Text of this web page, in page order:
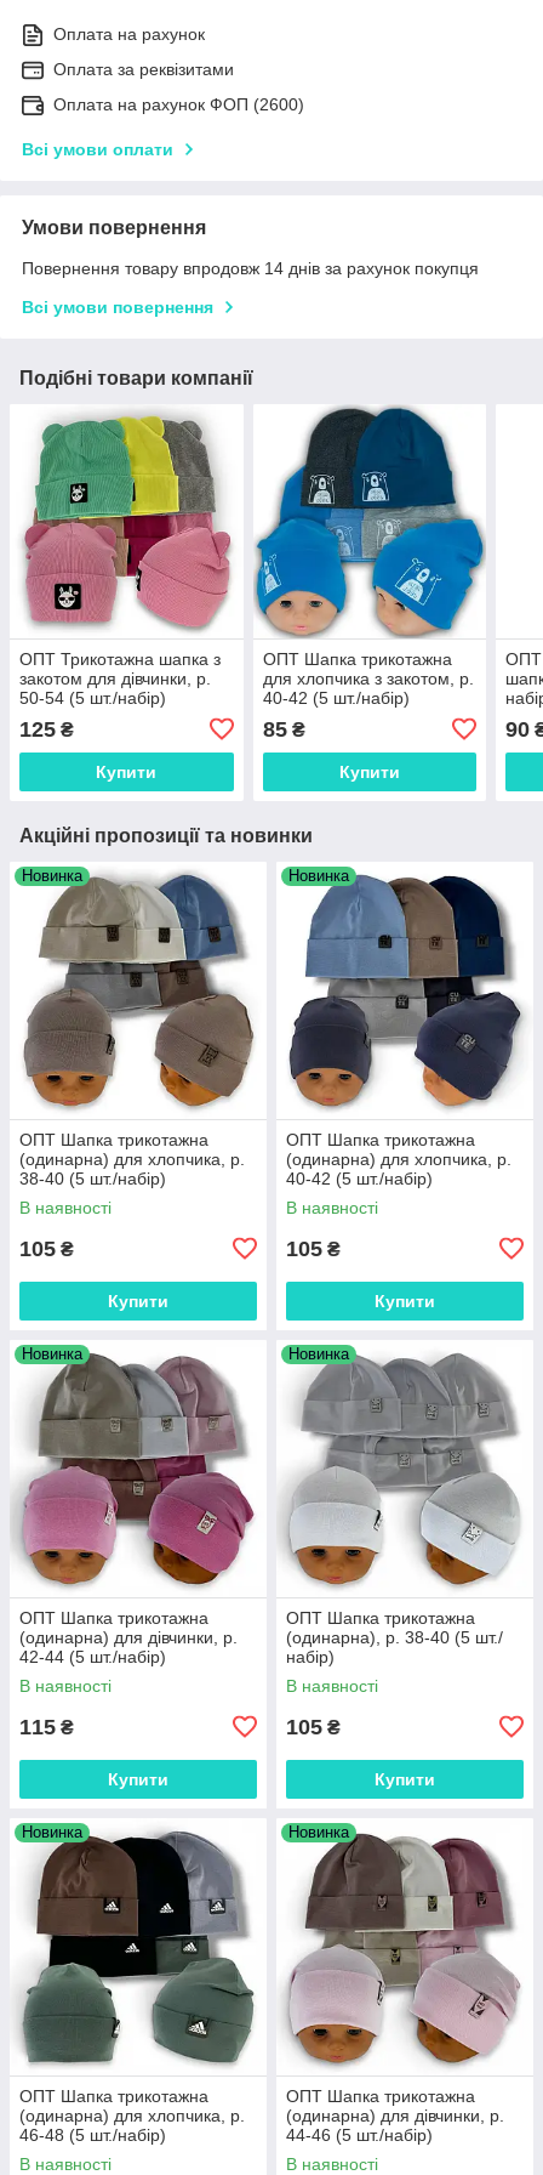
Оплата на рахунок
Оплата за реквізитами
Оплата на рахунок ФОП (2600)
Всі умови оплати
Умови повернення
Повернення товару впродовж 14 днів за рахунок покупця
Всі умови повернення
Подібні товари компанії
ОПТ Трикотажна шапка з
закотом для дівчинки, р.
50-54 (5 шт./набір)
125 ₴
Купити
ОПТ Шапка трикотажна
для хлопчика з закотом, р.
40-42 (5 шт./набір)
85₴
Купити
ОПТ
90
Акційні пропозиції та новинки
Новинка
ОПТ Шапка трикотажна
(одинарна) для хлопчика, р.
38-40 (5 шт./набір)
В наявності
105 ₴
Купити
Новинка
ОПТ Шапка трикотажна
(одинарна) для хлопчика, р.
40-42 (5 шт./набір)
В наявності
105 ₴
Купити
Новинка
ОПТ Шапка трикотажна
(одинарна) для дівчинки, р.
42-44 (5 шт./набір)
В наявності
115 ₴
Купити
Новинка
ОПТ Шапка трикотажна
(одинарна), р. 38-40 (5 шт./
набір)
В наявності
105 ₴
Купити
Новинка
ОПТ Шапка трикотажна
(одинарна) для хлопчика, р.
46-48 (5 шт./набір)
В наявності
Новинка
ОПТ Шапка трикотажна
(одинарна) для дівчинки, р.
44-46 (5 шт./набір)
В наявності